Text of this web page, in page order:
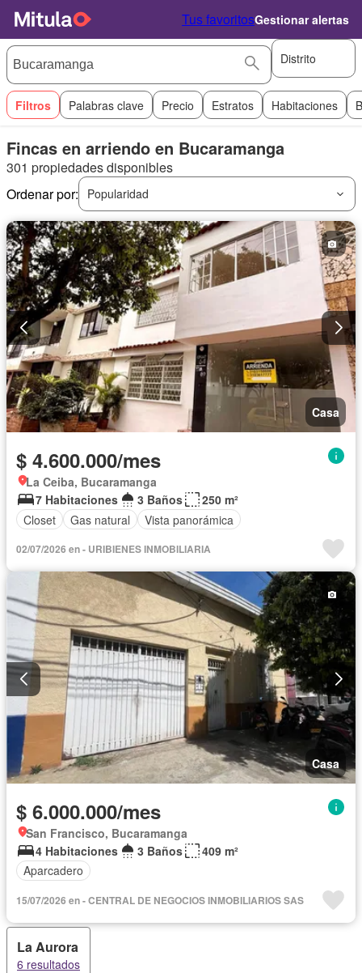
Tus favoritosGestionar alertas
Distrito
Filtros Palabras clave Precio Estratos Habitaciones
Fincas en arriendo en Bucaramanga
301 propiedades disponibles
Ordenar por:
Popularidad
Casa
$ 4.600.000/mes
La Ceiba, Bucaramanga
7 Habitaciones
3 Baños
250 m²
Closet
Gas natural Vista panorámica
02/07/2026 en - URIBIENES INMOBILIARIA
Casa
$ 6.000.000/mes
San Francisco, Bucaramanga
4 Habitaciones
3 Baños
409 m²
Aparcadero
15/07/2026 en - CENTRAL DE NEGOCIOS INMOBILIARIOS SAS
La Aurora
6 resultados